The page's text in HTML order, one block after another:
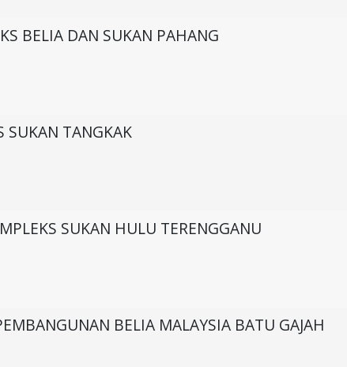
BELIA DAN SUKAN PAHANG
SUKAN TANGKAK
SUKAN HULU TERENGGANU
BELIA MALAYSIA BATU GAJAH